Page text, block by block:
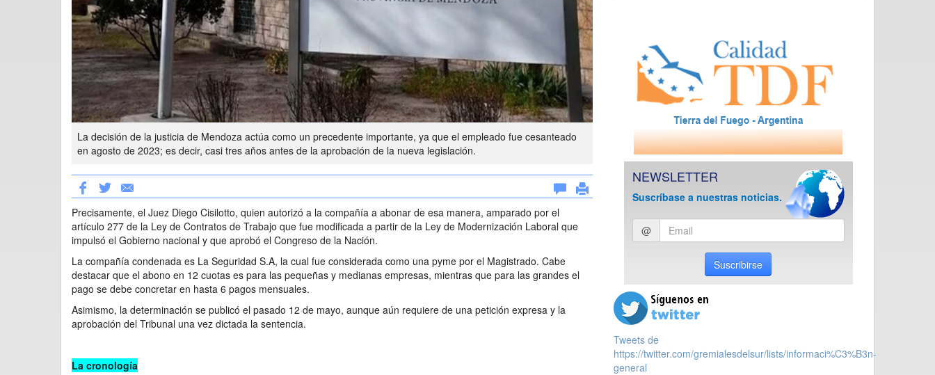
La decisión de la justicia de Mendoza actúa como un precedente importante, ya que el empleado fue cesanteado
en agosto de 2023; es decir, casi tres años antes de la aprobación de la nueva legislación.
Precisamente, el Juez Diego Cisilotto, quien autorizó a la compañía a abonar de esa manera, amparado por el
artículo 277 de la Ley de Contratos de Trabajo que fue modificada a partir de la Ley de Modernización Laboral que
impulsó el Gobierno nacional y que aprobó el Congreso de la Nación.
La compañía condenada es La Seguridad S.A, la cual fue considerada como una pyme por el Magistrado. Cabe
destacar que el abono en 12 cuotas es para las pequeñas y medianas empresas, mientras que para las grandes el
pago se debe concretar en hasta 6 pagos mensuales.
Asimismo, la determinación se publicó el pasado 12 de mayo, aunque aún requiere de una petición expresa y la
aprobación del Tribunal una vez dictada la sentencia.
La cronología
NEWSLETTER
Suscríbase a nuestras noticias.
Ingresar
email
@
Suscribirse
Tweets de
https://twitter.com/gremialesdelsur/lists/informaci%C3%B3n-
general